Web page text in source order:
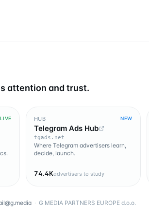
attention and trust.
LIVE HUB NEW
Telegram Ads Hub
tgads.net
Where Telegram advertisers learn,
decide, launch.
74.4Kadvertisers to study
· G MEDIA PARTNERS EUROPE d.o.o.